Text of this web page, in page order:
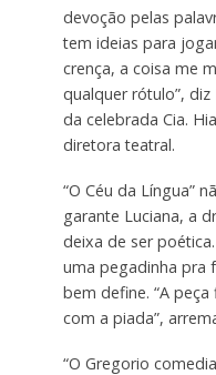
devoção pelas
tem ideias para
crença, a coisa me
qualquer rótulo”,
da celebrada Cia.
diretora teatral.
“O Céu da Língua”
garante Luciana, a
deixa de ser
uma pegadinha pra
bem define. “A
com a piada”,
“O Gregorio